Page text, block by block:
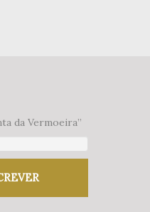
da Vermoeira”